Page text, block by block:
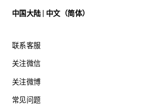
货号：6PL1P03G5.01BC
中国大陆 | 中文（简体）
联系客服
关注微信
关注微博
常见问题